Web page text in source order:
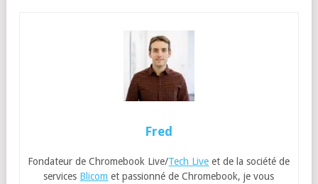
Fred
Fondateur de Chromebook Live/Tech Live et de la société de
services Blicom et passionné de Chromebook, je vous